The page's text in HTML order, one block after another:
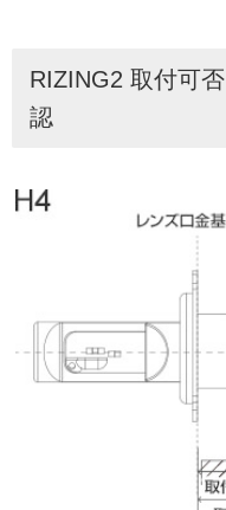
RIZING2 取付可否
認